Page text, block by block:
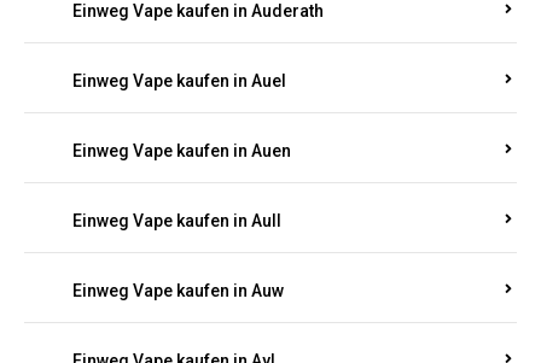
Einweg Vape kaufen in Auderath
Einweg Vape kaufen in Auel
Einweg Vape kaufen in Auen
Einweg Vape kaufen in Aull
Einweg Vape kaufen in Auw